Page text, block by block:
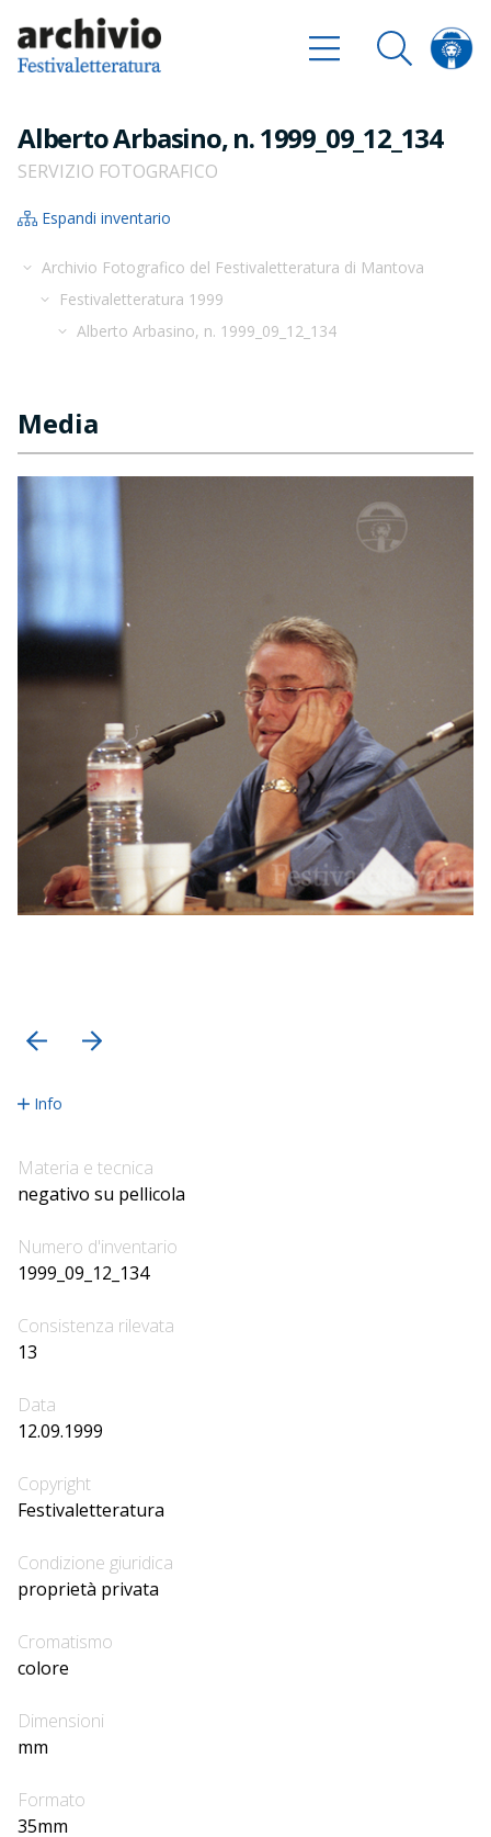
Alberto Arbasino, n. 1999_09_12_134
SERVIZIO FOTOGRAFICO
Espandi inventario
Archivio Fotografico del Festivaletteratura di Mantova
Festivaletteratura 1999
Alberto Arbasino, n. 1999_09_12_134
Media
Info
Materia e tecnica
negativo su pellicola
Numero d'inventario
1999_09_12_134
Consistenza rilevata
13
Data
12.09.1999
Copyright
Festivaletteratura
Condizione giuridica
proprietà privata
Cromatismo
colore
Dimensioni
mm
Formato
35mm